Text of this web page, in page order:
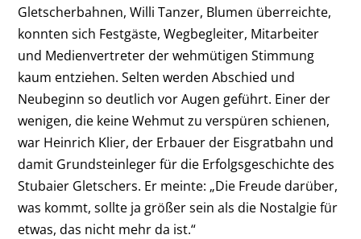
Gletscherbahnen, Willi Tanzer, Blumen überreichte,
konnten sich Festgäste, Wegbegleiter, Mitarbeiter
und Medienvertreter der wehmütigen Stimmung
kaum entziehen. Selten werden Abschied und
Neubeginn so deutlich vor Augen geführt. Einer der
wenigen, die keine Wehmut zu verspüren schienen,
war Heinrich Klier, der Erbauer der Eisgratbahn und
damit Grundsteinleger für die Erfolgsgeschichte des
Stubaier Gletschers. Er meinte: „Die Freude darüber,
was kommt, sollte ja größer sein als die Nostalgie für
etwas, das nicht mehr da ist.“